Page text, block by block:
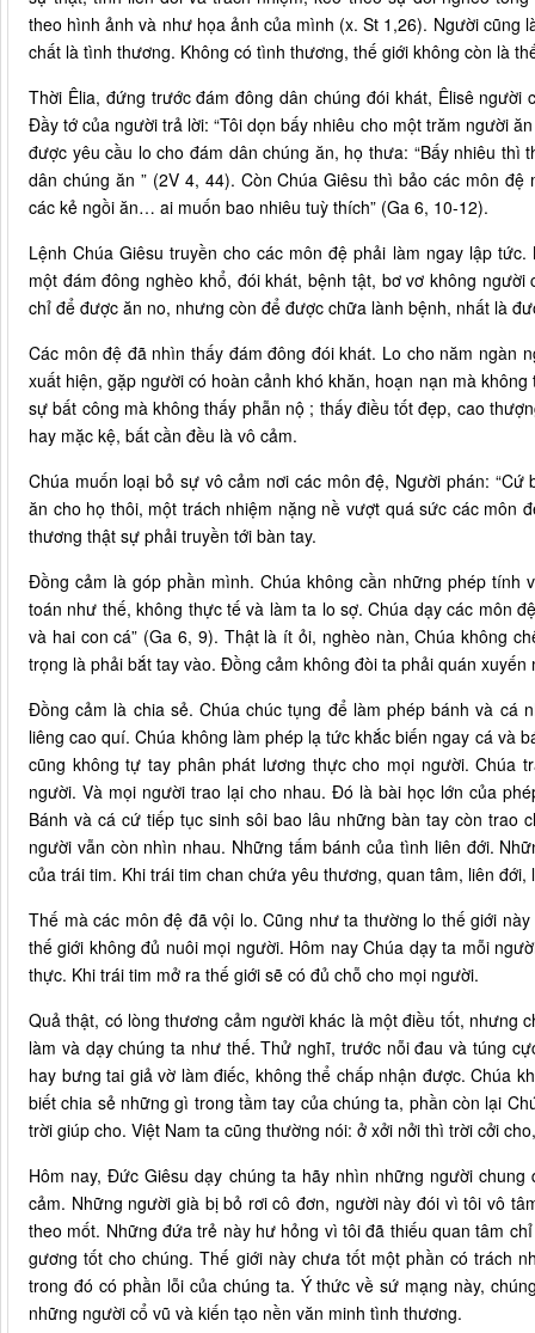
theo hình ảnh và như họa ảnh của mình (x. St 1,26). Người
chất là tình thương. Không có tình thương, thế giới không còn là
Thời Êlia, đứng trước đám đông dân chúng đói khát, Êlisê người
Đầy tớ của người trả lời: “Tôi dọn bấy nhiêu cho một trăm người
được yêu cầu lo cho đám dân chúng ăn, họ thưa: “Bấy nhiêu thì
dân chúng ăn ” (2V 4, 44). Còn Chúa Giêsu thì bảo các môn
các kẻ ngồi ăn… ai muốn bao nhiêu tuỳ thích” (Ga 6, 10-12).
Lệnh Chúa Giêsu truyền cho các môn đệ phải làm ngay lập
một đám đông nghèo khổ, đói khát, bệnh tật, bơ vơ không
chỉ để được ăn no, nhưng còn để được chữa lành bệnh, nhất là
Các môn đệ đã nhìn thấy đám đông đói khát. Lo cho năm ngàn
xuất hiện, gặp người có hoàn cảnh khó khăn, hoạn nạn mà
sự bất công mà không thấy phẫn nộ ; thấy điều tốt đẹp, cao
hay mặc kệ, bất cần đều là vô cảm.
Chúa muốn loại bỏ sự vô cảm nơi các môn đệ, Người phán:
ăn cho họ thôi, một trách nhiệm nặng nề vượt quá sức các môn
thương thật sự phải truyền tới bàn tay.
Đồng cảm là góp phần mình. Chúa không cần những phép
toán như thế, không thực tế và làm ta lo sợ. Chúa dạy các môn
và hai con cá” (Ga 6, 9). Thật là ít ỏi, nghèo nàn, Chúa không
trọng là phải bắt tay vào. Đồng cảm không đòi ta phải quán
Đồng cảm là chia sẻ. Chúa chúc tụng để làm phép bánh và
liêng cao quí. Chúa không làm phép lạ tức khắc biến ngay cá và
cũng không tự tay phân phát lương thực cho mọi người. Chúa
người. Và mọi người trao lại cho nhau. Đó là bài học lớn của
Bánh và cá cứ tiếp tục sinh sôi bao lâu những bàn tay còn trao
người vẫn còn nhìn nhau. Những tấm bánh của tình liên đới.
của trái tim. Khi trái tim chan chứa yêu thương, quan tâm, liên
Thế mà các môn đệ đã vội lo. Cũng như ta thường lo thế giới
thế giới không đủ nuôi mọi người. Hôm nay Chúa dạy ta mỗi
thực. Khi trái tim mở ra thế giới sẽ có đủ chỗ cho mọi người.
Quả thật, có lòng thương cảm người khác là một điều tốt, nhưng
làm và dạy chúng ta như thế. Thử nghĩ, trước nỗi đau và túng
hay bưng tai giả vờ làm điếc, không thể chấp nhận được. Chúa
biết chia sẻ những gì trong tầm tay của chúng ta, phần còn lại
trời giúp cho. Việt Nam ta cũng thường nói: ở xởi nởi thì trời cởi
Hôm nay, Đức Giêsu dạy chúng ta hãy nhìn những người
cảm. Những người già bị bỏ rơi cô đơn, người này đói vì tôi vô
theo mốt. Những đứa trẻ này hư hỏng vì tôi đã thiếu quan tâm
gương tốt cho chúng. Thế giới này chưa tốt một phần có trách
trong đó có phần lỗi của chúng ta. Ý thức về sứ mạng này,
những người cổ vũ và kiến tạo nền văn minh tình thương.